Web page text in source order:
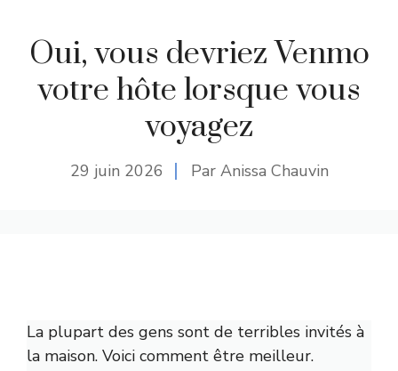
Oui, vous devriez Venmo
votre hôte lorsque vous
voyagez
29 juin 2026 Par Anissa Chauvin
La plupart des gens sont de terribles invités à
la maison. Voici comment être meilleur.